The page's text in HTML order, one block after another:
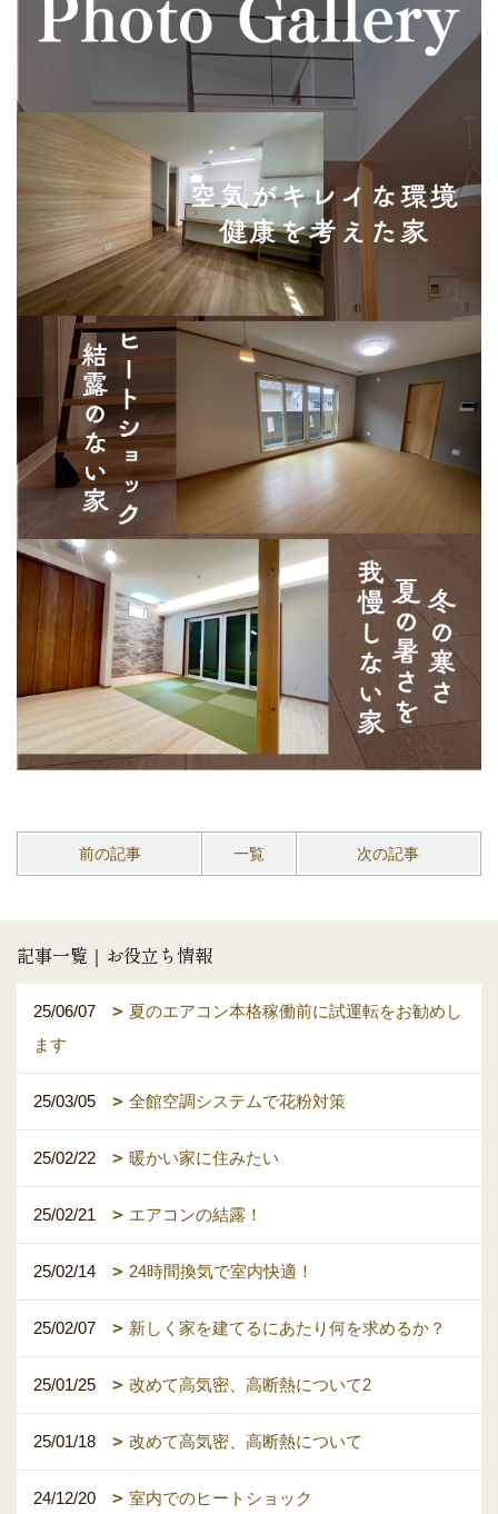
前の記事 一覧 次の記事
記事一覧｜お役立ち情報
25/06/07
夏のエアコン本格稼働前に試運転をお勧めし
ます
25/03/05 全館空調システムで花粉対策
25/02/22 暖かい家に住みたい
25/02/21 エアコンの結露！
25/02/14 24時間換気で室内快適！
25/02/07 新しく家を建てるにあたり何を求めるか？
25/01/25 改めて高気密、高断熱について2
25/01/18 改めて高気密、高断熱について
24/12/20 室内でのヒートショック